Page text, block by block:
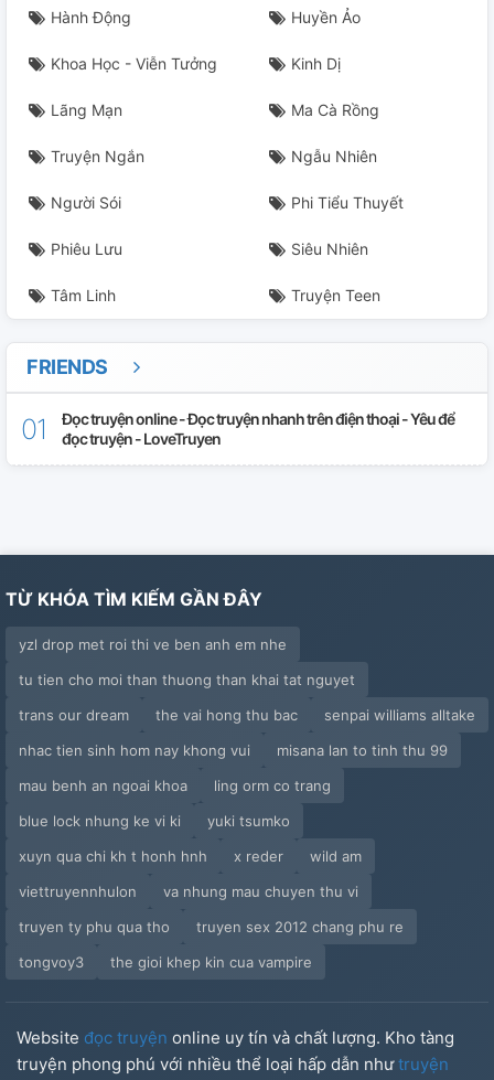
Hành Động Huyền Ảo
Khoa Học - Viễn Tưởng Kinh Dị
Lãng Mạn Ma Cà Rồng
Truyện Ngắn Ngẫu Nhiên
Người Sói Phi Tiểu Thuyết
Phiêu Lưu Siêu Nhiên
Tâm Linh Truyện Teen
FRIENDS
Đọc truyện online - Đọc truyện nhanh trên điện thoại - Yêu để
đọc truyện - LoveTruyen
TỪ KHÓA TÌM KIẾM GẦN ĐÂY
yzl drop met roi thi ve ben anh em nhe
tu tien cho moi than thuong than khai tat nguyet
trans our dream
the vai hong thu bac
senpai williams alltake
nhac tien sinh hom nay khong vui
misana lan to tinh thu 99
mau benh an ngoai khoa
ling orm co trang
blue lock nhung ke vi ki
yuki tsumko
xuyn qua chi kh t honh hnh
x reder
wild am
viettruyennhulon
va nhung mau chuyen thu vi
truyen ty phu qua tho
truyen sex 2012 chang phu re
tongvoy3
the gioi khep kin cua vampire
Website đọc truyện online uy tín và chất lượng. Kho tàng
truyện phong phú với nhiều thể loại hấp dẫn nhưtruyện